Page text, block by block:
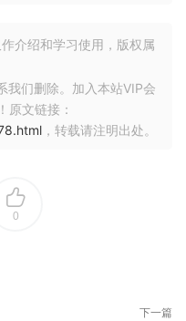
纹理。Aetherizer 将任何
则添加频谱运动和色
环境。
为复杂的声音。其半模块
的音色库，让您瞬间将灵
融合了减法合成、FM 调
介绍和学习使用，版权属
我们删除。加入本站VIP会
原文链接：
，转载请注明出处。
0
下一篇